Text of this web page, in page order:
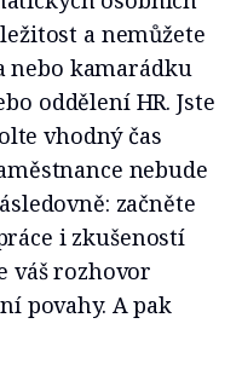
a nemůžete
nebo kamarádku
oddělení HR. Jste
vhodný čas
nebude
začněte
i zkušeností
váš rozhovor
povahy. A pak